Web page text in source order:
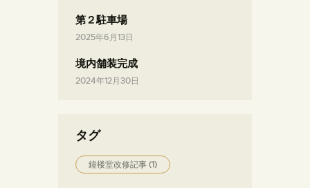
第２駐車場
2025年6月13日
境内舗装完成
2024年12月30日
タグ
鐘楼堂改修記事(1)